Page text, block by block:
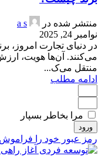
منتشر شده در
a s
نوامبر 24, 2025
در دنیای تجارت امروز،
می‌کنند. آن‌ها هویت،
منتقل می‌ک...
ادامه مطلب
مرا بخاطر بسپار
ورود
رمز عبور خود را فراموش